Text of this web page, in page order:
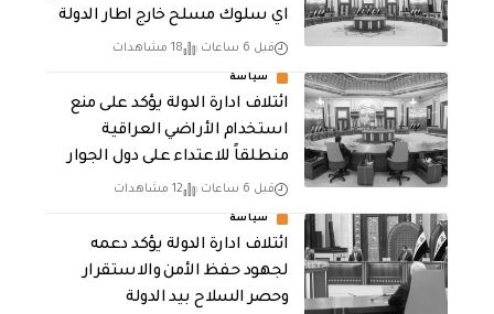
اي سلوك مسلح خارج اطار الدولة
قبل 6 ساعات 18 مشاهدات
سياسة
ائتلاف ادارة الدولة يؤكد على منع
استخدام الأراضي العراقية
منطلقاً للاعتداء على دول الجوار
قبل 6 ساعات 12 مشاهدات
سياسة
ائتلاف ادارة الدولة يؤكد دعمه
لجهود حفظ الأمن والاستقرار
وحصر السلاح بيد الدولة